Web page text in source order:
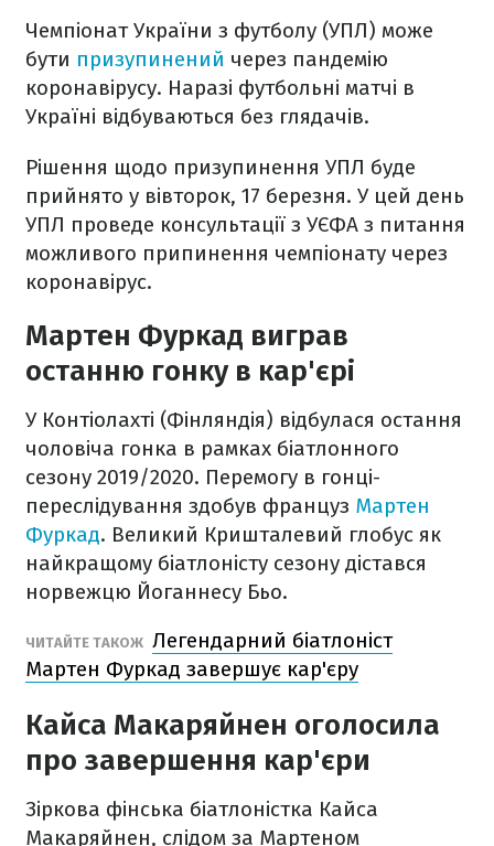
Чемпіонат України з футболу (УПЛ) може
бути призупинений через пандемію
коронавірусу. Наразі футбольні матчі в
Україні відбуваються без глядачів.
Рішення щодо призупинення УПЛ буде
прийнято у вівторок, 17 березня. У цей день
УПЛ проведе консультації з УЄФА з питання
можливого припинення чемпіонату через
коронавірус.
Мартен Фуркад виграв
останню гонку в кар'єрі
У Контіолахті (Фінляндія) відбулася остання
чоловіча гонка в рамках біатлонного
сезону 2019/2020. Перемогу в гонці-
переслідування здобув француз Мартен
Фуркад. Великий Кришталевий глобус як
найкращому біатлоністу сезону дістався
норвежцю Йоганнесу Бьо.
ЧИТАЙТЕ ТАКОЖ Легендарний біатлоніст
Мартен Фуркад завершує кар'єру
Кайса Макаряйнен оголосила
про завершення кар'єри
Зіркова фінська біатлоністка Кайса
Макаряйнен, слідом за Мартеном